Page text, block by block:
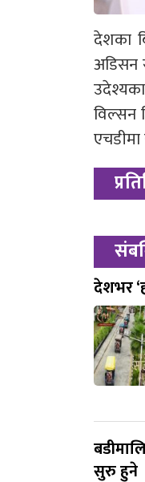
देशका
अडिसन
विल्सन
देशभर
सुरु हुने